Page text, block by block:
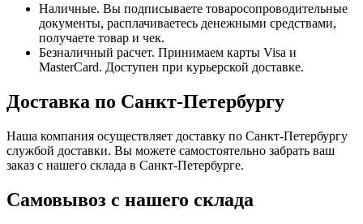
Наличные. Вы подписываете товаросопроводительные
документы, расплачиваетесь денежными средствами,
получаете товар и чек.
Безналичный расчет. Принимаем карты Visa и
MasterCard. Доступен при курьерской доставке.
Доставка по Санкт-Петербургу
Наша компания осуществляет доставку по Санкт-Петербургу
службой доставки. Вы можете самостоятельно забрать ваш
заказ с нашего склада в Санкт-Петербурге.
Самовывоз с нашего склада